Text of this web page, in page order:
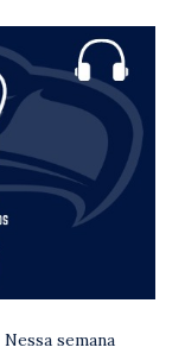
Nessa semana